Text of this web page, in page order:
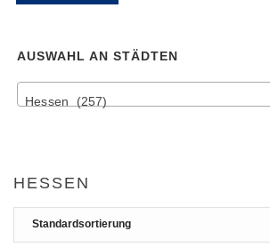
HESSEN
AUSWAHL AN STÄDTEN
Hessen (257)